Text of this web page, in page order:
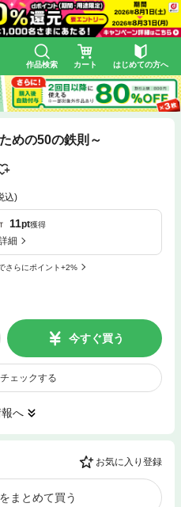
作品検索 カート はじめての方へ
めの50の鉄則～
込)
11pt獲得
細
さらにポイント+2%
今すぐ買う
ェックする
へ
お気に入り登録
まとめて買う